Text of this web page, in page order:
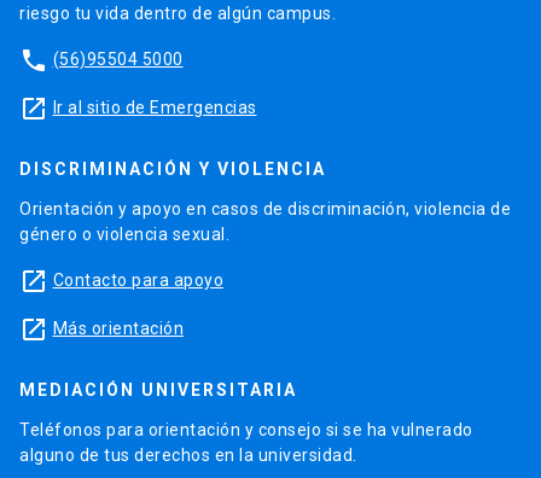
riesgo tu vida dentro de algún campus.
phone (56)95504 5000
launch Ir al sitio de Emergencias
DISCRIMINACIÓN Y VIOLENCIA
Orientación y apoyo en casos de discriminación, violencia de
género o violencia sexual.
launch Contacto para apoyo
launch Más orientación
MEDIACIÓN UNIVERSITARIA
Teléfonos para orientación y consejo si se ha vulnerado
alguno de tus derechos en la universidad.